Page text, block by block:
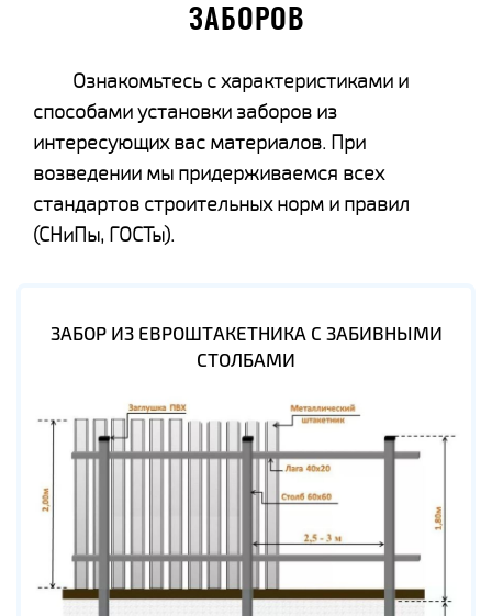
ЗАБОРОВ
Ознакомьтесь с характеристиками и
способами установки заборов из
интересующих вас материалов. При
возведении мы придерживаемся всех
стандартов строительных норм и правил
(СНиПы, ГОСТы).
ЗАБОР ИЗ ЕВРОШТАКЕТНИКА С ЗАБИВНЫМИ
СТОЛБАМИ